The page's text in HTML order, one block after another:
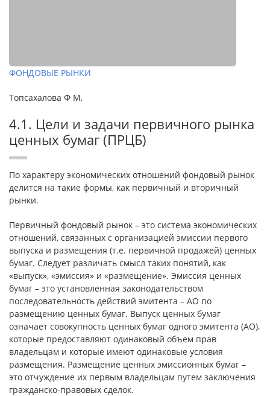
ФОНДОВЫЕ РЫНКИ
Топсахалова Ф М,
4.1. Цели и задачи первичного рынка
ценных бумаг (ПРЦБ)
По характеру экономических отношений фондовый рынок
делится на такие формы, как первичный и вторичный
рынки.
Первичный фондовый рынок – это система экономических
отношений, связанных с организацией эмиссии первого
выпуска и размещения (т.е. первичной продажей) ценных
бумаг. Следует различать смысл таких понятий, как
«выпуск», «эмиссия» и «размещение». Эмиссия ценных
бумаг – это установленная законодательством
последовательность действий эмитента – АО по
размещению ценных бумаг. Выпуск ценных бумаг
означает совокупность ценных бумаг одного эмитента (АО),
которые предоставляют одинаковый объем прав
владельцам и которые имеют одинаковые условия
размещения. Размещение ценных эмиссионных бумаг –
это отчуждение их первым владельцам путем заключения
гражданско-правовых сделок.